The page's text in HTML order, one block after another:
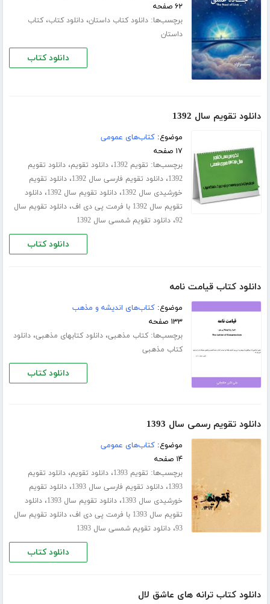
۶۲ صفحه
برچسب‌ها:دانلود کتاب داستان،دانلود کتاب،کتاب
داستان
دانلود کتاب
دانلود تقویم سال 1392
موضوع:کتاب‌های عمومی
۱۷ صفحه
برچسب‌ها: تقویم 1392 ،دانلود تقویم،دانلود تقویم
1392،دانلود تقویم فارسی سال 1392 ،دانلود تقویم
خورشیدی سال 1392
،دانلود تقویم سال 1392 ،دانلود
تقویم سال 1392 با فرمت پی دی اف
،دانلود تقویم سال
92،دانلود تقویم شمسی سال 1392
دانلود کتاب
دانلود کتاب قیامت نامه
موضوع:کتاب‌های اندیشه و مذهب
۱۳۳ صفحه
برچسب‌ها:کتاب مذهبی،دانلود کتابهای مذهبی،دانلود
کتاب مذهبی
دانلود کتاب
دانلود تقویم رسمی سال 1393
موضوع:کتاب‌های عمومی
۱۴ صفحه
برچسب‌ها: تقویم 1393 ،دانلود تقویم،دانلود تقویم
1393،دانلود تقویم فارسی سال 1393 ،دانلود تقویم
خورشیدی سال 1393
،دانلود تقویم سال 1393 ،دانلود
تقویم سال 1393 با فرمت پی دی اف
،دانلود تقویم سال
93،دانلود تقویم شمسی سال 1393
دانلود کتاب
دانلود کتاب ترانه های عاشق لال